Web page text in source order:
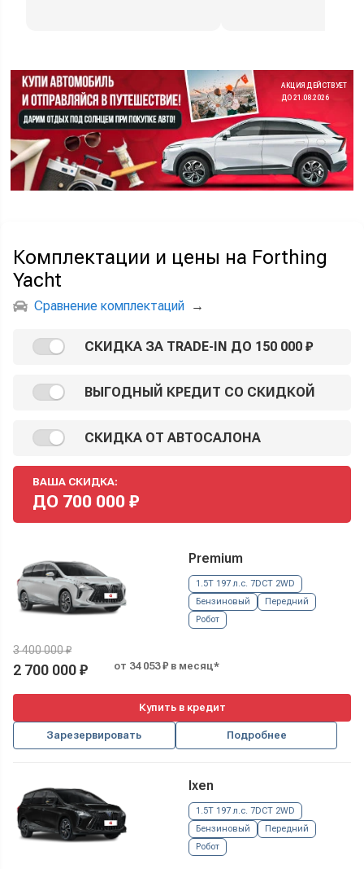
АКЦИЯ ДЕЙСТВУЕТ
ДО 21.08.2026
Комплектации и цены на Forthing
Yacht
Сравнение комплектаций →
СКИДКА ЗА TRADE-IN ДО 150 000 ₽
ВЫГОДНЫЙ КРЕДИТ СО СКИДКОЙ
СКИДКА ОТ АВТОСАЛОНА
ВАША СКИДКА:
ДО 700 000 ₽
Premium
1.5T 197 л.с. 7DCT 2WD
Бензиновый
Передний
Робот
3 400 000 ₽
2 700 000 ₽ от 34 053 ₽ в месяц*
Купить в кредит
Зарезервировать Подробнее
Ixen
1.5T 197 л.с. 7DCT 2WD
Бензиновый
Передний
Робот